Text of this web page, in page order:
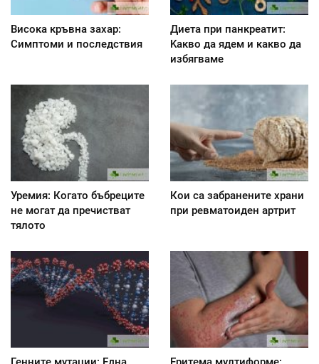
Висока кръвна захар:
Симптоми и последствия
Диета при панкреатит:
Kакво да ядем и какво да
избягваме
Уремия: Когато бъбреците
не могат да пречистват
тялото
Кои са забранените храни
при ревматоиден артрит